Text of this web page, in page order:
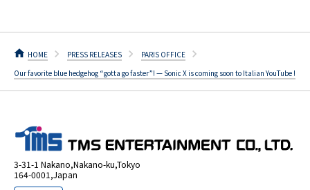
HOME PRESS RELEASES
PARIS OFFICE
Our favorite blue hedgehog “gotta go faster”! — Sonic X is coming soon to Italian YouTube !
3-31-1 Nakano,Nakano-ku,Tokyo
164-0001,Japan